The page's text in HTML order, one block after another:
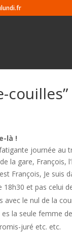
là !
journée au
la gare, François,
François, Je suis
18h30 et pas celui
avec le nul de la
la seule femme
juré etc. etc.